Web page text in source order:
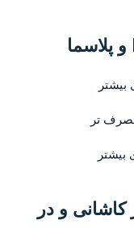
بیشتر
و در